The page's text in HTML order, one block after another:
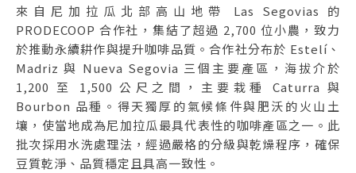
來自尼加拉瓜北部高山地帶 Las Segovias 的
PRODECOOP 合作社，集結了超過 2,700 位小農，致力
於推動永續耕作與提升咖啡品質。合作社分布於 Estelí、
Madriz 與 Nueva Segovia 三個主要產區，海拔介於
1,200 至 1,500 公尺之間，主要栽種 Caturra 與
Bourbon 品種。得天獨厚的氣候條件與肥沃的火山土
壤，使當地成為尼加拉瓜最具代表性的咖啡產區之一。此
批次採用水洗處理法，經過嚴格的分級與乾燥程序，確保
豆質乾淨、品質穩定且具高一致性。